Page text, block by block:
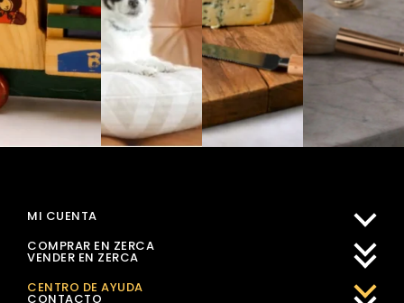
MI CUENTA
COMPRAR EN ZERCA
VENDER EN ZERCA
CENTRO DE AYUDA
CONTACTO